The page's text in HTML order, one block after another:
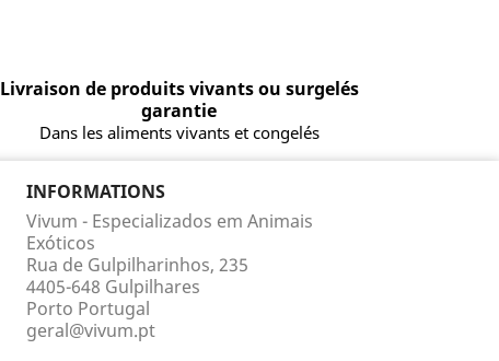
Livraison de produits vivants ou surgelés
garantie
Dans les aliments vivants et congelés
INFORMATIONS
Vivum - Especializados em Animais
Exóticos
Rua de Gulpilharinhos, 235
4405-648 Gulpilhares
Porto Portugal
geral@vivum.pt